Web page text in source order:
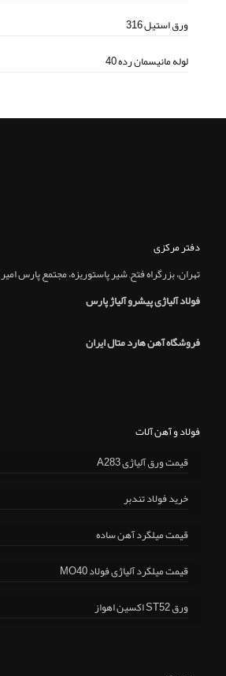
ورق استیل 316
لوله مانیسمان رده 40
دفتر مرکزی
تهران، بزرگراه فتح, شير پاستوريزه، مجتمع پارس امير
فولاد آلیاژی پیشرو آلیاژ پارس
فروشگاه آهن هارد متال ایران
فولاد و آهن آلات
قیمت ورق آلیاژی A283
خرید فولاد تندبر
قیمت میلگرد آهن ساده
قیمت میلگرد آلیاژی فولاد MO40
ورق ST52 اکسین اهواز